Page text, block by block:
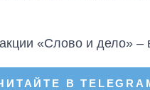
«Слово и дело» –
В